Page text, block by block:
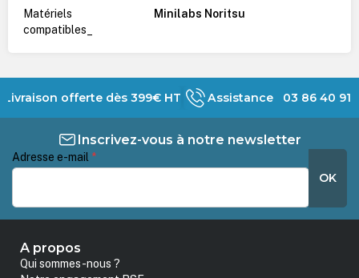
Matériels
compatibles_
Minilabs Noritsu
Livraison offerte dès 399€ HT Assistance 03 86 40 91
Inscrivez-vous à notre newsletter
Adresse e-mail *
OK
A propos
Qui sommes-nous ?